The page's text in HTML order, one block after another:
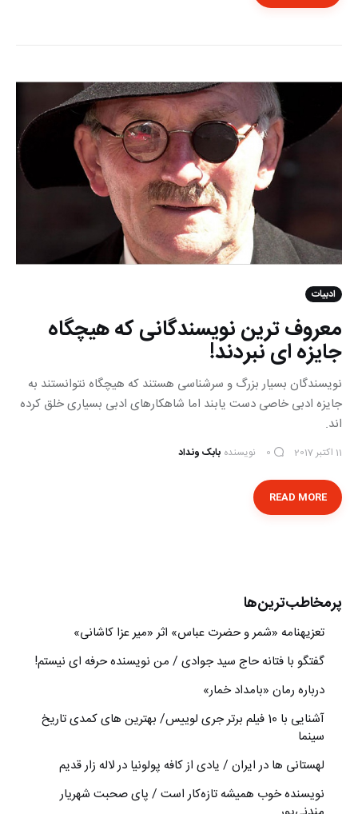
ادبیات
معروف ترین نویسندگانی که هیچگاه
جایزه ای نبردند!
نویسندگان بسیار بزرگ و سرشناسی هستند که هیچگاه نتوانستند به
جایزه ادبی خاصی دست یابند اما شاهکارهای ادبی بسیاری خلق کرده
اند.
11 اکتبر 2017 0 نویسنده بابک ونداد
READ MORE
پرمخاطب‌ترین‌ها
تعزیه‎نامه‏ «شمر و حضرت عباس» اثر «میر عزا کاشانی»
گفتگو با فتانه حاج سید جوادی / من نویسنده حرفه ای نیستم!
درباره رمان «بامداد خمار»
آشنایی با 10 فیلم برتر جری لوییس/ بهترین های کمدی تاریخ
سینما
لهستانی ها در ایران / یادی از کافه پولونیا در لاله زار قدیم
نويسنده خوب هميشه تازه‌كار است / پای صحبت شهريار